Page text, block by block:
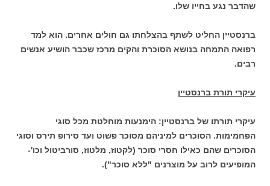
שהדבר נגע בחייו שלו.
ברנסטיין החליט לשתף בהצלחתו גם חולים אחרים. הוא למד
רפואה התמחה בנושא הסוכרת והקים מרכז שכבר הושיע אנשים
רבים.
עיקרי תורת ברנסטיין
עיקרי תורתו של ברנסטיין: הימנעות מוחלטת מכל סוגי
הפחמימות. הסוכרים למיניהם מסוכר פשוט ועד סירופ תירס וסוגי
הסוכרים שהם כאילו חסרי סוכר (לקטוז, מלטוז, סורביטול וכו'-
המופיעים לרוב על מוצרנים "ללא סוכר").